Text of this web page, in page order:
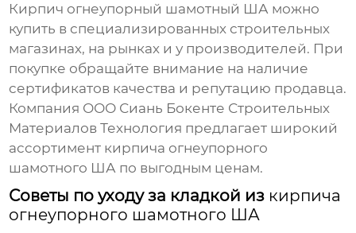
Кирпич огнеупорный шамотный ША можно
купить в специализированных строительных
магазинах, на рынках и у производителей. При
покупке обращайте внимание на наличие
сертификатов качества и репутацию продавца.
Компания ООО Сиань Бокенте Строительных
Материалов Технология предлагает широкий
ассортимент кирпича огнеупорного
шамотного ША по выгодным ценам.
Советы по уходу за кладкой из кирпича
огнеупорного шамотного ША